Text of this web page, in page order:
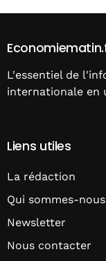
L'essentiel de
internationale en
Liens utiles
La rédaction
Qui sommes-
Newsletter
Nous contacter